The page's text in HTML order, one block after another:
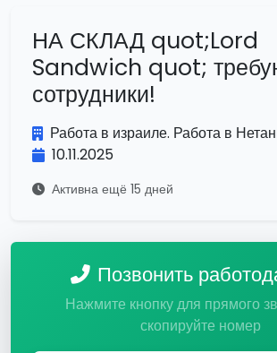
НА СКЛАД quot;Lord
Sandwich quot;
сотрудники!
Работа в израиле. Работа в
10.11.2025
Активна ещё 15 дней
Позвонить
Нажмите кнопку для прямого
скопируйте номер